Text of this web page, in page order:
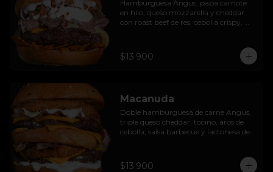
Hamburguesa Angus, papa camote
en hilo, queso mozzarella y cheddar
con roast beef de res, cebolla crispy,
$13.900
Macanuda
Doble hamburguesa de carne Angus,
triple queso cheddar, tocino, aros de
cebolla, salsa barbecue y lactonesa de
$13.900